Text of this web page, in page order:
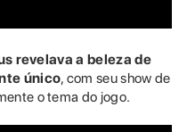
revelava a beleza de
único, com seu show de
o tema do jogo.